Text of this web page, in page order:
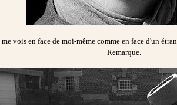
vois en face de moi-même comme en face d'un
Remarque.